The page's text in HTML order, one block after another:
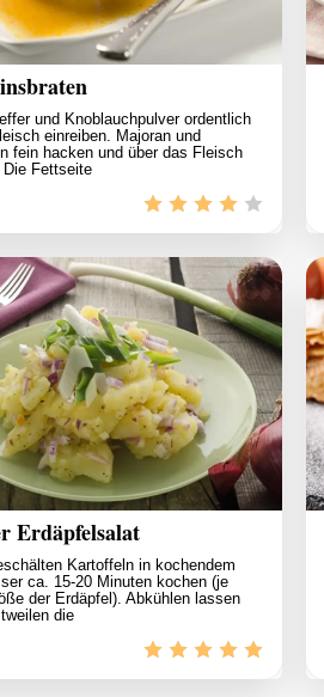
und Knoblauchpulver ordentlich
einreiben. Majoran und
fein hacken und über das Fleisch
Die Fettseite
Erdäpfelsalat
Kartoffeln in kochendem
ca. 15-20 Minuten kochen (je
der Erdäpfel). Abkühlen lassen
die